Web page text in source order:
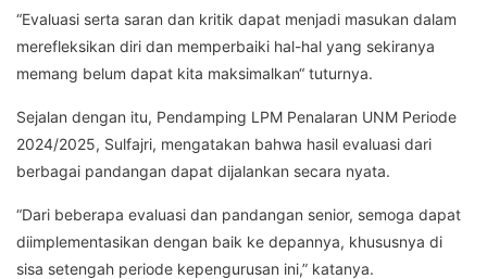
“Evaluasi serta saran dan kritik dapat menjadi masukan dalam
merefleksikan diri dan memperbaiki hal-hal yang sekiranya
memang belum dapat kita maksimalkan“ tuturnya.
Sejalan dengan itu, Pendamping LPM Penalaran UNM Periode
2024/2025, Sulfajri, mengatakan bahwa hasil evaluasi dari
berbagai pandangan dapat dijalankan secara nyata.
“Dari beberapa evaluasi dan pandangan senior, semoga dapat
diimplementasikan dengan baik ke depannya, khususnya di
sisa setengah periode kepengurusan ini,” katanya.